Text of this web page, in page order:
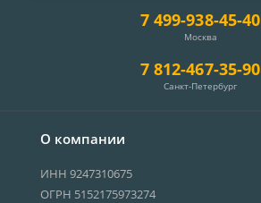
О компании
ИНН 9247310675
ОГРН 5152175973274
7 499-938-45-40
Москва
7 812-467-35-90
Санкт-Петербург